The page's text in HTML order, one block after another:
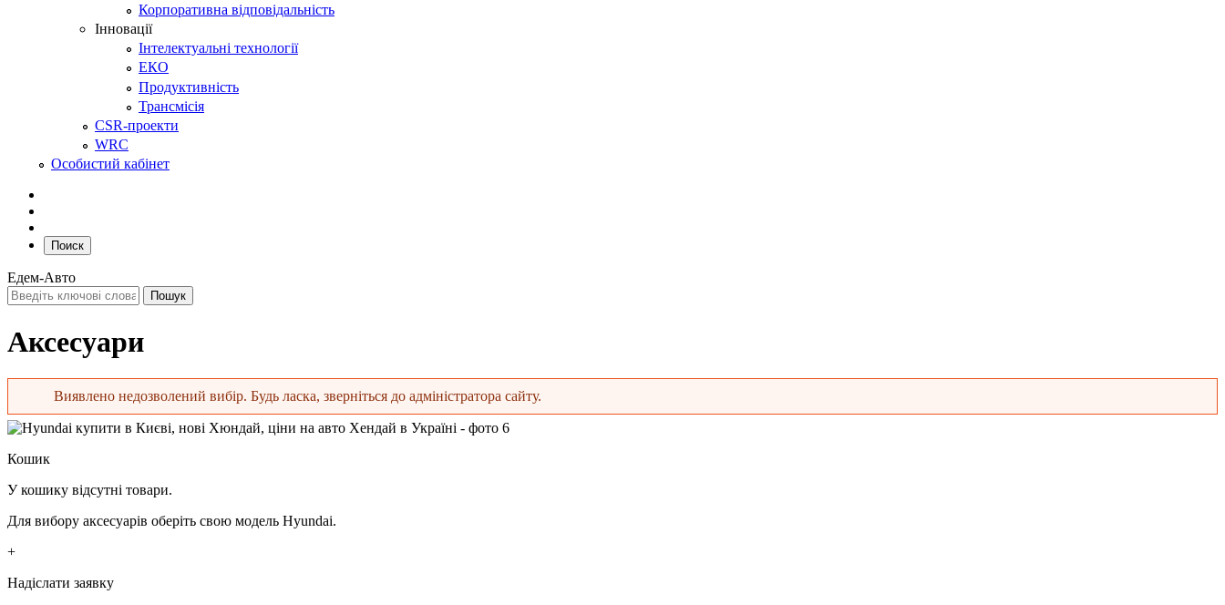
Корпоративна відповідальність
Інновації
Інтелектуальні технології
ЕКО
Продуктивність
Трансмісія
CSR-проекти
WRC
Особистий кабінет
Поиск
Едем-Авто
Аксесуари
Повідомлення про помилку
Виявлено недозволений вибір. Будь ласка, зверніться до адміністратора сайту.
Кошик
У кошику відсутні товари.
Для вибору аксесуарів оберіть свою модель Hyundai.
+
Надіслати заявку